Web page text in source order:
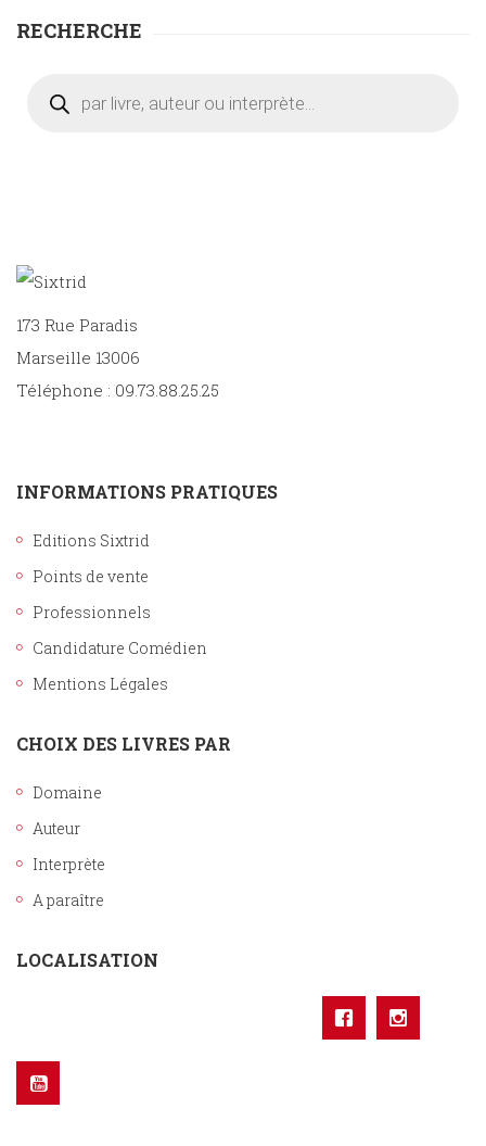
RECHERCHE
produits
173 Rue Paradis
Marseille 13006
Téléphone : 09.73.88.25.25
INFORMATIONS PRATIQUES
Editions Sixtrid
Points de vente
Professionnels
Candidature Comédien
Mentions Légales
CHOIX DES LIVRES PAR
Domaine
Auteur
Interprète
A paraître
LOCALISATION